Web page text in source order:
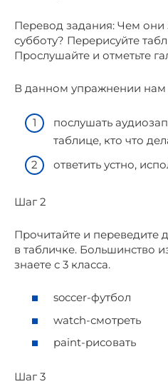
Перевод задания: Чем
субботу? Перерисуйте
Прослушайте и отметьте
В данном упражнении
послушать
таблице, кто что
ответить устно,
Шаг 2
Прочитайте и переведите
в табличке. Большинство
знаете с 3 класса.
soccer-футбол
watch-смотреть
paint-рисовать
Шаг 3